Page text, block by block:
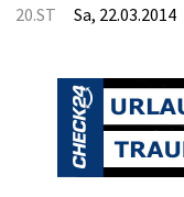
20.ST Sa, 22.03.2014